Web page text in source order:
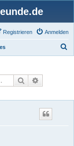
Anmelden
Registrieren
Suche